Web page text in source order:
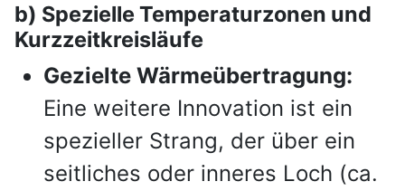
b) Spezielle Temperaturzonen und
Kurzzeitkreisläufe
Gezielte Wärmeübertragung:
Eine weitere Innovation ist ein
spezieller Strang, der über ein
seitliches oder inneres Loch (ca.